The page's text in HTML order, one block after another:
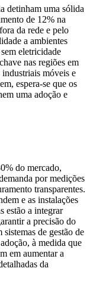
detinham uma sólida
de 12% na
da rede e pelo
a ambientes
eletricidade
nas regiões em
móveis e
espera-se que os
uma adoção e
do mercado,
por medições
transparentes.
e as instalações
estão a integrar
a precisão do
de gestão de
à medida que
em aumentar a
da